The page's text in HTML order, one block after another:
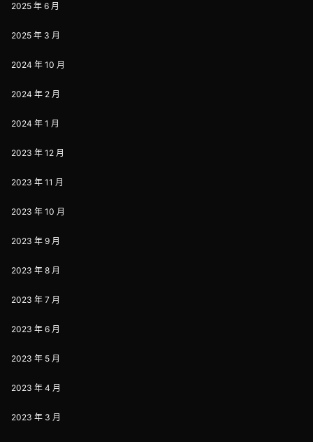
2025 年 6 月
2025 年 3 月
2024 年 10 月
2024 年 2 月
2024 年 1 月
2023 年 12 月
2023 年 11 月
2023 年 10 月
2023 年 9 月
2023 年 8 月
2023 年 7 月
2023 年 6 月
2023 年 5 月
2023 年 4 月
2023 年 3 月